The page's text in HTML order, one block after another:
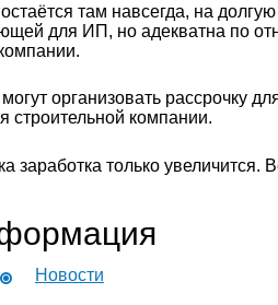
там навсегда, на
для ИП, но адекватна по
организовать рассрочку
строительной компании.
только увеличится.
Новости